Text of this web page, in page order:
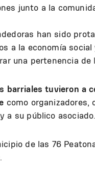
junto a la
han sido
a la economía
una pertenencia de
barriales tuvieron a
como organizadores,
a su público asociado.
de las 76